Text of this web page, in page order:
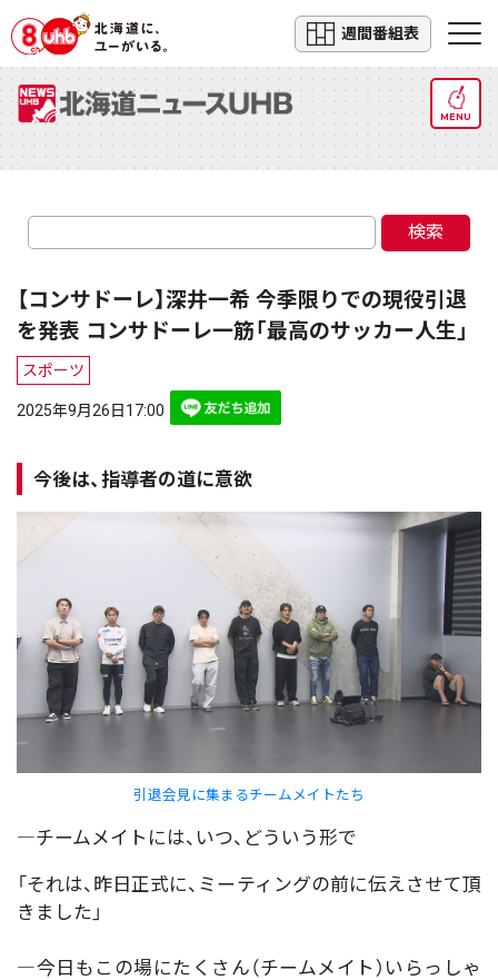
週間番組表
MENU
検索
【コンサドーレ】深井一希 今季限りでの現役引退
を発表 コンサドーレ一筋「最高のサッカー人生」
スポーツ
2025年9月26日17:00
今後は、指導者の道に意欲
引退会見に集まるチームメイトたち
―チームメイトには、いつ、どういう形で
「それは、昨日正式に、ミーティングの前に伝えさせて頂
きました」
―今日もこの場にたくさん（チームメイト）いらっしゃ